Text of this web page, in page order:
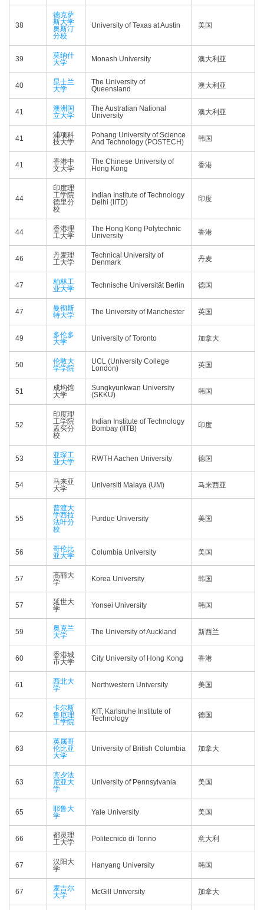
38
德克萨
斯大学
奥斯汀
分校
University of Texas at Austin 美国
39
莫纳什
大学
Monash University 澳大利亚
40
昆士兰
大学
The University of
Queensland
澳大利亚
41
澳洲国
立大学
The Australian National
University
澳大利亚
41
浦项科
技大学
Pohang University of Science
And Technology (POSTECH)
韩国
41
香港中
文大学
The Chinese University of
Hong Kong
香港
44
印度理
工学院
德里分
校
Indian Institute of Technology
Delhi (IITD)
印度
44
香港理
工大学
The Hong Kong Polytechnic
University
香港
46
丹麦理
工大学
Technical University of
Denmark
丹麦
47
柏林工
业大学
Technische Universität Berlin 德国
47
曼彻斯
特大学
The University of Manchester 英国
49
多伦多
大学
University of Toronto 加拿大
50
伦敦大
学学院
UCL (University College
London)
英国
51
成均馆
大学
Sungkyunkwan University
(SKKU)
韩国
52
印度理
工学院
孟买分
校
Indian Institute of Technology
Bombay (IITB)
印度
53
亚琛工
业大学
RWTH Aachen University 德国
54
马来亚
大学
Universiti Malaya (UM) 马来西亚
55
普渡大
学西拉
法叶分
校
Purdue University 美国
56
哥伦比
亚大学
Columbia University 美国
57
高丽大
学
Korea University 韩国
57
延世大
学
Yonsei University 韩国
59
奥克兰
大学
The University of Auckland 新西兰
60
香港城
市大学
City University of Hong Kong 香港
61
西北大
学
Northwestern University 美国
62
卡尔斯
鲁厄理
工学院
KIT, Karlsruhe Institute of
Technology
德国
63
英属哥
伦比亚
大学
University of British Columbia 加拿大
63
宾夕法
尼亚大
学
University of Pennsylvania 美国
65
耶鲁大
学
Yale University 美国
66
都灵理
工大学
Politecnico di Torino 意大利
67
汉阳大
学
Hanyang University 韩国
67
麦吉尔
大学
McGill University 加拿大